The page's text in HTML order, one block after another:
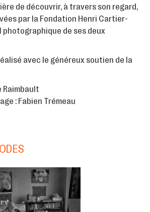
de découvrir, à travers son regard,
par la Fondation Henri Cartier-
de ses deux
avec le généreux soutien de la
Raimbault
: Fabien Trémeau